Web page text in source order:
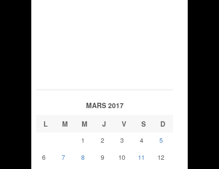
MARS 2017
L
M M J V S D
1 2 3 4
5
6
7 8 9 10 11
12